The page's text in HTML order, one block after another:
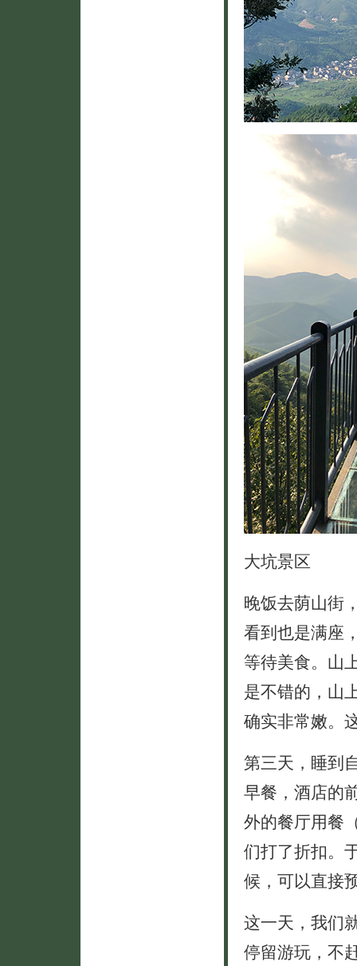
大坑景区
晚饭去荫山街
看到也是满座
等待美食。山
是不错的，山
确实非常嫩。
第三天，睡到
早餐，酒店的
外的餐厅用餐
们打了折扣。
候，可以直接
这一天，我们
停留游玩，不